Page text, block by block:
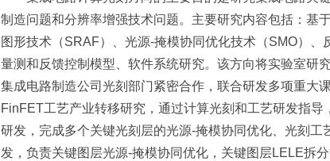
制造问题和分辨率增强技术问题。主要研究内容包括：基
图形技术（SRAF）、光源-掩模协同优化技术（SMO）
量测和反馈控制模型、软件系统研究。该方向将实验室研
集成电路制造公司光刻部门紧密合作，联合研发多项重大
FinFET工艺产业转移研究，通过计算光刻和工艺研发指
研发，完成多个关键光刻层的光源-掩模协同优化、光刻
发，负责关键图层光源-掩模协同优化，关键图层LELE拆